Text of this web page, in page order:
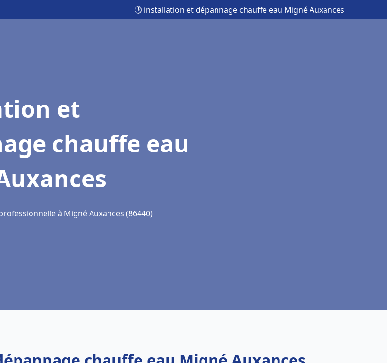
🕒 installation et dépannage chauffe eau Migné Auxances
et
chauffe eau
à Migné Auxances (86440)